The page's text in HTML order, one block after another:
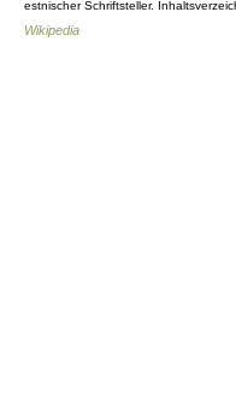
estnischer Schriftsteller.
Wikipedia